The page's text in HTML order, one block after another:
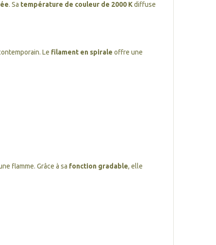
. Sa température de couleur de 2000 Kdiffuse
Le filament en spirale offre une
flamme. Grâce à sa fonction gradable, elle